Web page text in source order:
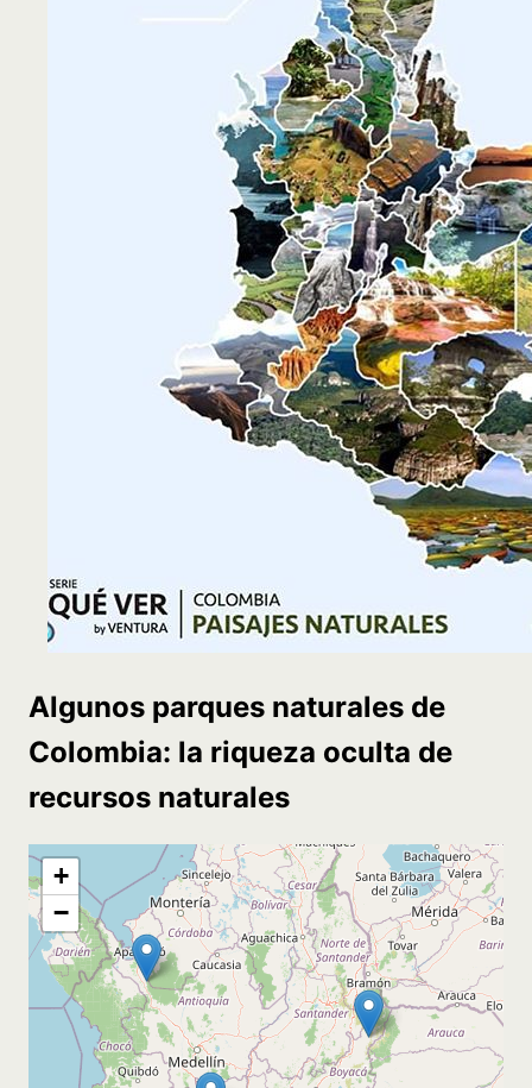
Algunos parques naturales de
Colombia: la riqueza oculta de
recursos naturales